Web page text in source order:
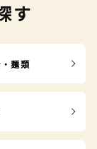
す
麺類